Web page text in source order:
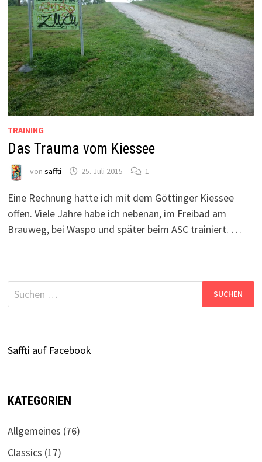
TRAINING
Das Trauma vom Kiessee
von saffti 25. Juli 2015 1
Eine Rechnung hatte ich mit dem Göttinger Kiessee
offen. Viele Jahre habe ich nebenan, im Freibad am
Brauweg, bei Waspo und später beim ASC trainiert. …
Suchen
nach:
Saffti auf Facebook
KATEGORIEN
Allgemeines (76)
Classics (17)